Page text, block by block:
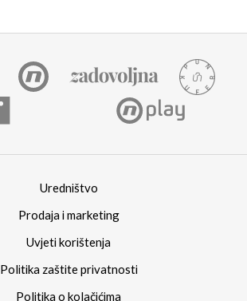
Uredništvo
Prodaja i marketing
Uvjeti korištenja
Politika zaštite privatnosti
Politika o kolačićima